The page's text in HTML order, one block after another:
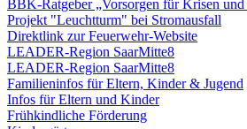
BBK-Ratgeber „Vorsorgen für Krisen und
Projekt "Leuchtturm" bei Stromausfall
Direktlink zur Feuerwehr-Website
LEADER-Region SaarMitte8
LEADER-Region SaarMitte8
Familieninfos für Eltern, Kinder & Jugend
Infos für Eltern und Kinder
Frühkindliche Förderung